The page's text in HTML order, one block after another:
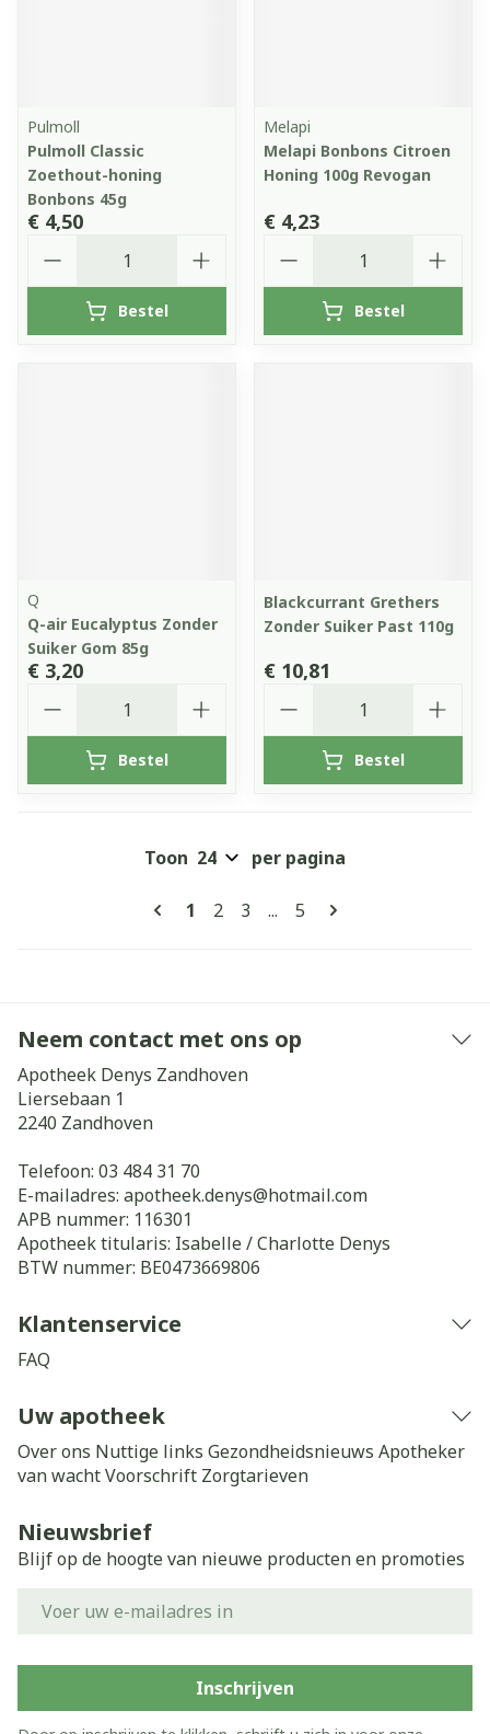
Pulmoll
Pulmoll Classic
Zoethout-honing
Bonbons 45g
€ 4,50
Bestel
Melapi
Melapi Bonbons Citroen
Honing 100g Revogan
€ 4,23
Bestel
Q
Q-air Eucalyptus Zonder
Suiker Gom 85g
€ 3,20
Bestel
Blackcurrant Grethers
Zonder Suiker Past 110g
€ 10,81
Bestel
Pagina's
U lees momenteel pagina
1 Pagina
2 Pagina
3 ... Pagina
5
Toon per pagina
Neem contact met ons op
Apotheek Denys Zandhoven
Liersebaan 1
2240 Zandhoven
Telefoon: 03 484 31 70
E-mailadres: apotheek.denys@hotmail.com
APB nummer: 116301
Apotheek titularis: Isabelle / Charlotte Denys
BTW nummer: BE0473669806
Klantenservice
FAQ
Uw apotheek
Over ons Nuttige links Gezondheidsnieuws Apotheker
van wachtVoorschrift Zorgtarieven
Nieuwsbrief
Blijf op de hoogte van nieuwe producten en promoties
Inschrijven